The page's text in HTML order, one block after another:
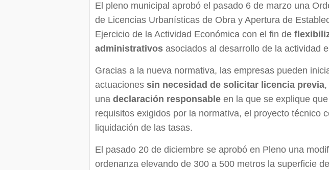
El pleno municipal aprobó el pasado 6 de marzo una
de Licencias Urbanísticas de Obra y Apertura de
Ejercicio de la Actividad Económica con el fin de
administrativos asociados al desarrollo de la actividad
Gracias a la nueva normativa, las empresas pueden
actuaciones sin necesidad de solicitar licencia previa
una declaración responsable en la que se explique
requisitos exigidos por la normativa, el proyecto técnico
liquidación de las tasas.
El pasado 20 de diciembre se aprobó en Pleno una
ordenanza elevando de 300 a 500 metros la superficie